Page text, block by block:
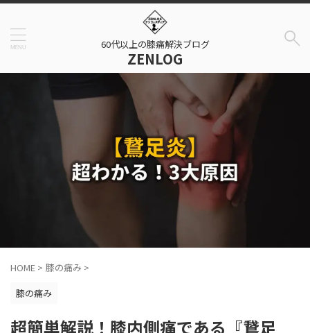
60代以上の膝痛解決ブログ
ZENLOG
HOME > 膝の痛み >
膝の痛み
超簡単解説！膝内側痛である『鵞足